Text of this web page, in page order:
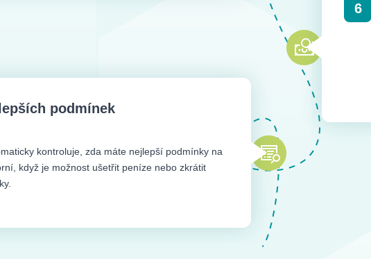
6
podmínek
kontroluje, zda máte nejlepší podmínky na
když je možnost ušetřit peníze nebo zkrátit